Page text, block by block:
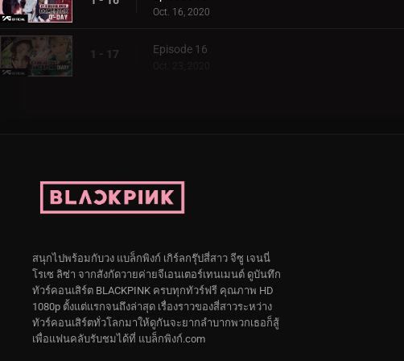
Oct. 16, 2020
1 - 17 Episode 16
Oct. 23, 2020
สนุกไปพร้อมกับวง แบล็กพิงก์ เกิร์ลกรุ๊ปสี่สาว จีซู เจนนี่
โรเซ ลิซ่า จากสังกัดวายค่ายจีเอนเตอร์เทนเมนต์ ดูบันทึก
ทัวร์คอนเสิร์ต BLACKPINK ครบทุกทัวร์ฟรี คุณภาพ HD
1080p ตั้งแต่แรกจนถึงล่าสุด เรื่องราวของสี่สาวระหว่าง
ทัวร์คอนเสิร์ตทั่วโลกมาให้ดูกันจะยากลำบากพวกเธอก็สู้
เพื่อแฟนคลับรับชมได้ที่ แบล็กพิงก์.com